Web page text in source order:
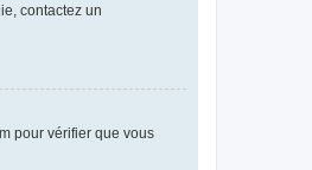
contactez un
pour vérifier que vous